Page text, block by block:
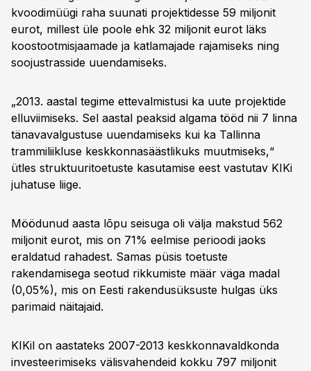
kvoodimüügi raha suunati projektidesse 59 miljonit
eurot, millest üle poole ehk 32 miljonit eurot läks
koostootmisjaamade ja katlamajade rajamiseks ning
soojustrasside uuendamiseks.
„2013. aastal tegime ettevalmistusi ka uute projektide
elluviimiseks. Sel aastal peaksid algama tööd nii 7 linna
tänavavalgustuse uuendamiseks kui ka Tallinna
trammiliikluse keskkonnasäästlikuks muutmiseks,“
ütles struktuuritoetuste kasutamise eest vastutav KIKi
juhatuse liige.
Möödunud aasta lõpu seisuga oli välja makstud 562
miljonit eurot, mis on 71% eelmise perioodi jaoks
eraldatud rahadest. Samas püsis toetuste
rakendamisega seotud rikkumiste määr väga madal
(0,05%), mis on Eesti rakendusüksuste hulgas üks
parimaid näitajaid.
KIKil on aastateks 2007-2013 keskkonnavaldkonda
investeerimiseks välisvahendeid kokku 797 miljonit